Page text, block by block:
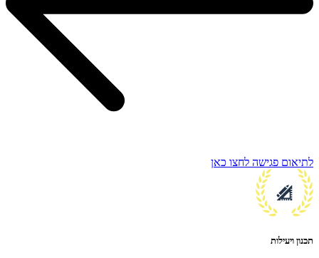
לתיאום פגישה לחצו כאן
תכנון ויעילות